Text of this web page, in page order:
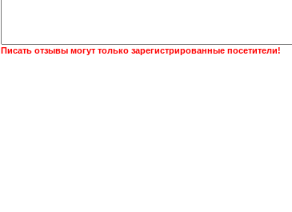
Писать отзывы могут только зарегистрированные посетители!